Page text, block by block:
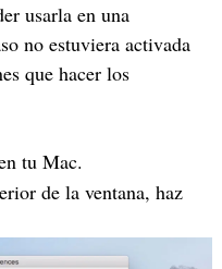
usarla en una
no estuviera activada
que hacer los
tu Mac.
de la ventana, haz